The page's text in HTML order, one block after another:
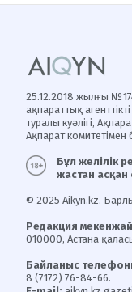
25.12.2018 жылғы
ақпараттық
туралы куәлігі,
Ақпарат комитетімен
Бұл желілік
жастан
© 2025 Aikyn.kz.
Редакция
010000, Астана
Байланыс
8 (7172) 76-84-66.